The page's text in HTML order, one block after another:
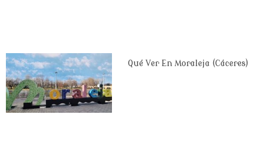
Qué Ver En Moraleja (Cáceres)